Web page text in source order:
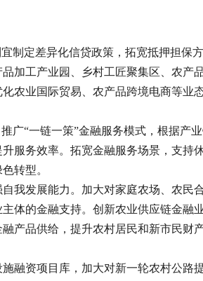
制定差异化信贷政策，拓宽抵押担保
加工产业园、乡村工匠聚集区、农产
农业国际贸易、农产品跨境电商等业
广“一链一策”金融服务模式，根据产
服务效率。拓宽金融服务场景，支持
转型。
我发展能力。加大对家庭农场、农民
体的金融支持。创新农业供应链金融
产品供给，提升农村居民和新市民财产
融资项目库，加大对新一轮农村公路